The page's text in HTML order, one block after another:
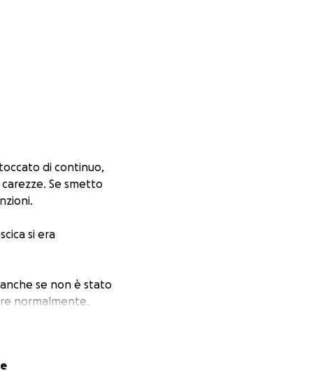
di continuo,
Se smetto
si era
se non è stato
normalmente.
e non